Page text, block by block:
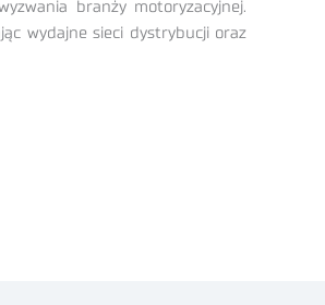
branży motoryzacyjnej.
wydajne sieci dystrybucji oraz